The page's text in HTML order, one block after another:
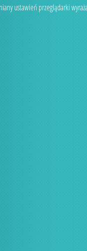
ustawień przeglądarki